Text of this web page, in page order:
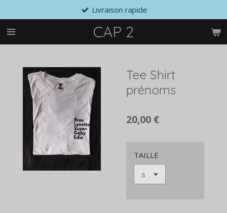
au
contenu
principal
CAP 2
Livraison rapide
Tee Shirt
prénoms
20,00 €
TAILLE